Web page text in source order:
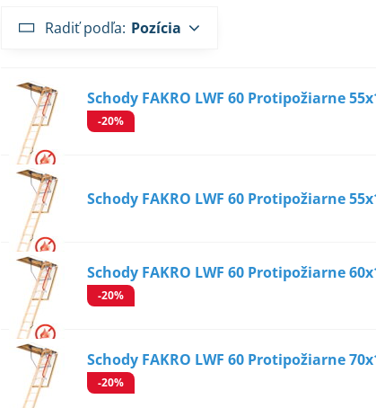
Radiť podľa: Pozícia
Schody FAKRO LWF 60 Protipožiarne
-20%
Schody FAKRO LWF 60 Protipožiarne
Schody FAKRO LWF 60 Protipožiarne
-20%
Schody FAKRO LWF 60 Protipožiarne
-20%